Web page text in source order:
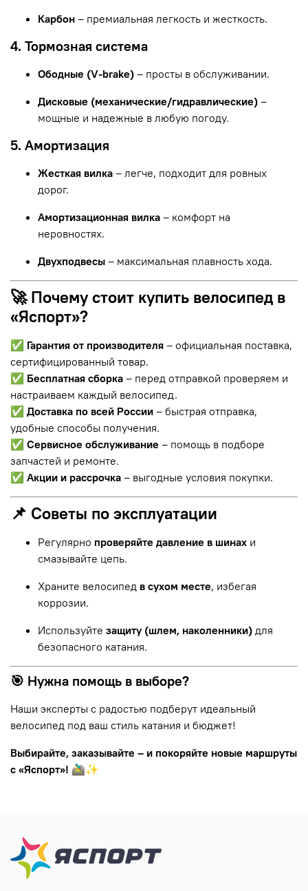
Карбон – премиальная легкость и жесткость.
4. Тормозная система
Ободные (V-brake) – просты в обслуживании.
Дисковые (механические/гидравлические) –
мощные и надежные в любую погоду.
5. Амортизация
Жесткая вилка – легче, подходит для ровных
дорог.
Амортизационная вилка – комфорт на
неровностях.
Двухподвесы – максимальная плавность хода.
🚀 Почему стоит купить велосипед в
«Яспорт»?
✅ Гарантия от производителя – официальная поставка,
сертифицированный товар.
✅ Бесплатная сборка – перед отправкой проверяем и
настраиваем каждый велосипед.
✅ Доставка по всей России – быстрая отправка,
удобные способы получения.
✅ Сервисное обслуживание – помощь в подборе
запчастей и ремонте.
✅ Акции и рассрочка – выгодные условия покупки.
📌 Советы по эксплуатации
Регулярно проверяйте давление в шинах и
смазывайте цепь.
Храните велосипед в сухом месте, избегая
коррозии.
Используйте защиту (шлем, наколенники) для
безопасного катания.
🎯 Нужна помощь в выборе?
Наши эксперты с радостью подберут идеальный
велосипед под ваш стиль катания и бюджет!
Выбирайте, заказывайте – и покоряйте новые маршруты
с «Яспорт»! 🚵‍♂️✨